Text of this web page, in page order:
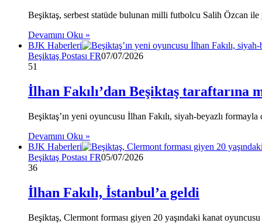
Beşiktaş, serbest statüde bulunan milli futbolcu Salih Özcan ile
Devamını Oku »
BJK Haberleri
Beşiktaş Postası FR07/07/2026
51
İlhan Fakılı’dan Beşiktaş taraftarına
Beşiktaş’ın yeni oyuncusu İlhan Fakılı, siyah-beyazlı
Devamını Oku »
BJK Haberleri
Beşiktaş Postası FR05/07/2026
36
İlhan Fakılı, İstanbul’a geldi
Beşiktaş, Clermont forması giyen 20 yaşındaki kanat